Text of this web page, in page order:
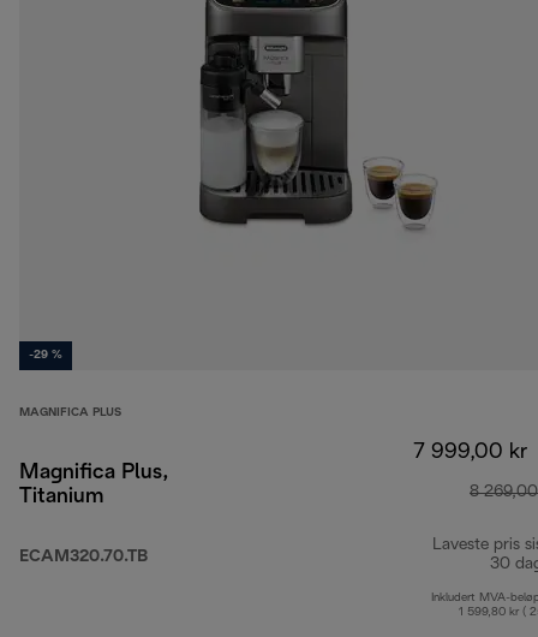
-29 %
MAGNIFICA PLUS
Magnifica Plus,
Titanium
ECAM320.70.TB
7 999,00 kr
8
Laveste pris
30
Inkludert MVA-
1 599,80 kr (